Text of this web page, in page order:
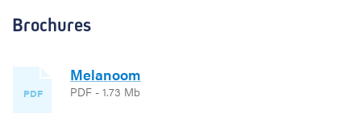
Brochures
PDF
Melanoom
PDF - 1.73 Mb